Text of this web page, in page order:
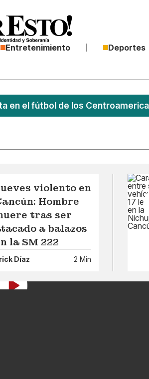
Entretenimiento Deportes
en el fútbol de los
violento en
Hombre
tras ser
a balazos
la SM 222
Díaz 2 Min